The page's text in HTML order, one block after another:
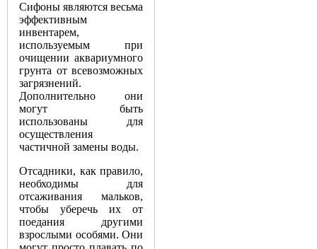
Сифоны являются весьма
эффективным
инвентарем,
используемым при
очищении аквариумного
грунта от всевозможных
загрязнений.
Дополнительно они
могут быть
использованы для
осуществления
частичной замены воды.
Отсадники, как правило,
необходимы для
отсаживания мальков,
чтобы уберечь их от
поедания другими
взрослыми особями. Они